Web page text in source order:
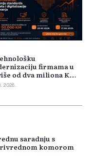
firmama u
od dva miliona KM,
135 prijava
2026.
saradnju s
komorom